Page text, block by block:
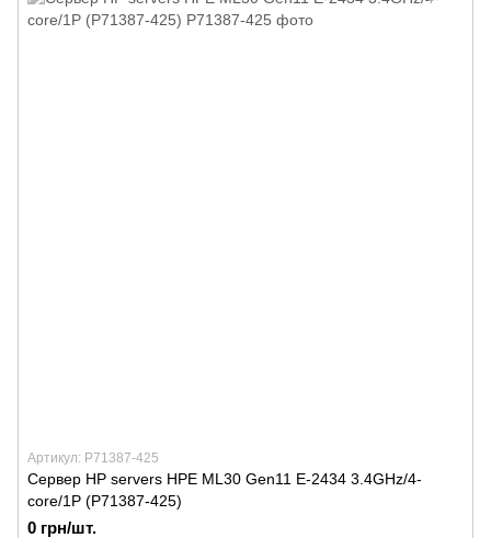
Артикул: P71387-425
Сервер HP servers HPE ML30 Gen11 E-2434 3.4GHz/4-
core/1P (P71387-425)
0 грн/шт.